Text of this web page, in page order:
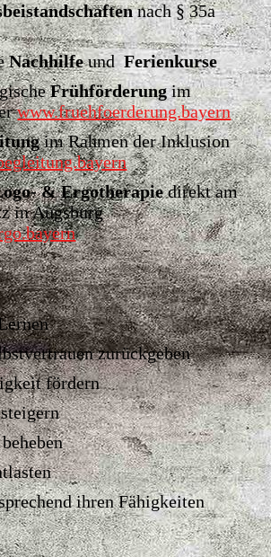
nach § 35a
NachhilfeundFerienkurse
Frühförderungim
www.fruehfoerderung.bayern
im Rahmen der Inklusion
& Ergotherapiedirekt am
in Augsburg
zurückgeben
fördern
ihren Fähigkeiten